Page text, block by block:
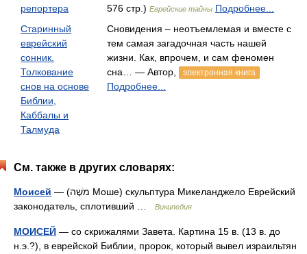
репортера
576 стр.) Еврейские тайны Подробнее...
Старинный
еврейский
сонник.
Толкование
снов на основе
Библии,
Каббалы и
Талмуда
Сновидения – неотъемлемая и вместе с
тем самая загадочная часть нашей
жизни. Как, впрочем, и сам феномен
сна… — Автор,
электронная книга
Подробнее...
См. также в других словарях:
Моисей — (משֶׁה Моше) скульптура Микеланджело Еврейский
законодатель, сплотивший …
Википедия
МОИСЕЙ — со скрижалями Завета. Картина 15 в. (13 в. до
н.э.?), в еврейской Библии, пророк, который вывел израильтян